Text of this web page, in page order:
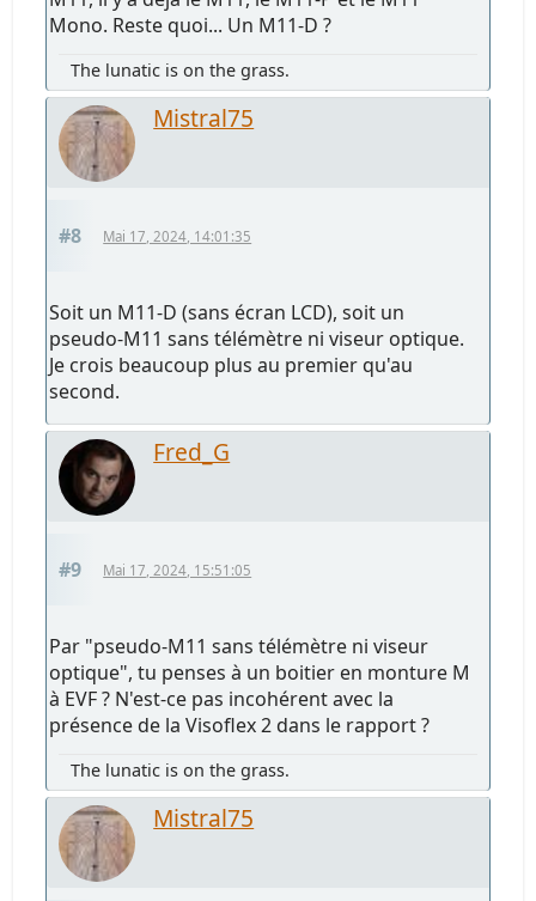
Mono. Reste quoi... Un M11-D ?
The lunatic is on the grass.
Mistral75
#8 Mai 17, 2024, 14:01:35
Soit un M11-D (sans écran LCD), soit un
pseudo-M11 sans télémètre ni viseur optique.
Je crois beaucoup plus au premier qu'au
second.
Fred_G
#9 Mai 17, 2024, 15:51:05
Par "pseudo-M11 sans télémètre ni viseur
optique", tu penses à un boitier en monture M
à EVF ? N'est-ce pas incohérent avec la
présence de la Visoflex 2 dans le rapport ?
The lunatic is on the grass.
Mistral75